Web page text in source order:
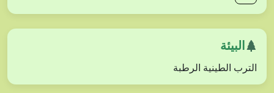
البيئة
الترب الطينية الرطبة